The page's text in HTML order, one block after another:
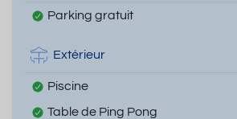
Parking gratuit
Extérieur
Piscine
Table de Ping Pong